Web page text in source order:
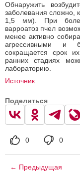
Обнаружить
заболевания сложно,
1,5 мм). При более
варроатоз пчел
менее активно
агрессивными и
сокращается срок
ранних стадиях
лабораторию.
Источник
Поделиться
0 0
← Предыдущая